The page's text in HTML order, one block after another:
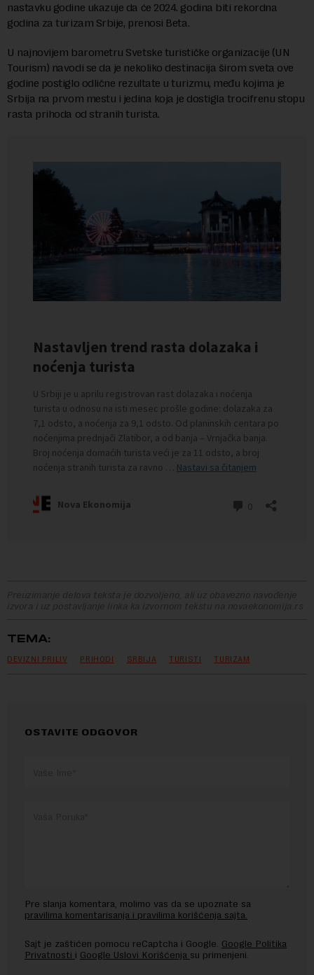
nastavku godine ukazuje da će 2024. godina biti rekordna
godina za turizam Srbije, prenosi Beta.
U najnovijem barometru Svetske turističke organizacije (UN
Tourism) navodi se da je nekoliko destinacija širom sveta ove
godine postiglo odlične rezultate u turizmu, među kojima je
Srbija na prvom mestu i jedina koja je dostigla trocifrenu stopu
rasta prihoda od stranih turista.
Preuzimanje delova teksta je dozvoljeno, ali uz obavezno navođenje
izvora i uz postavljanje linka ka izvornom tekstu na novaekonomija.rs
TEMA:
DEVIZNI PRILIV PRIHODI SRBIJA TURISTI TURIZAM
OSTAVITE ODGOVOR
Pre slanja komentara, molimo vas da se upoznate sa
pravilima komentarisanja i pravilima korišćenja sajta.
Sajt je zaštićen pomocu reCaptcha i Google. Google Politika
Privatnosti i Google Uslovi Korišćenja su primenjeni.